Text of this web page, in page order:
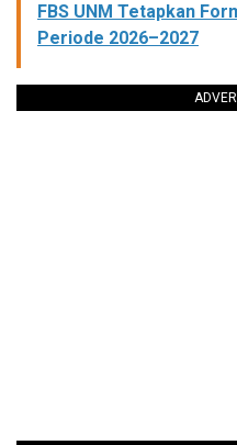
FBS UNM Tetapkan
Periode 2026–2027